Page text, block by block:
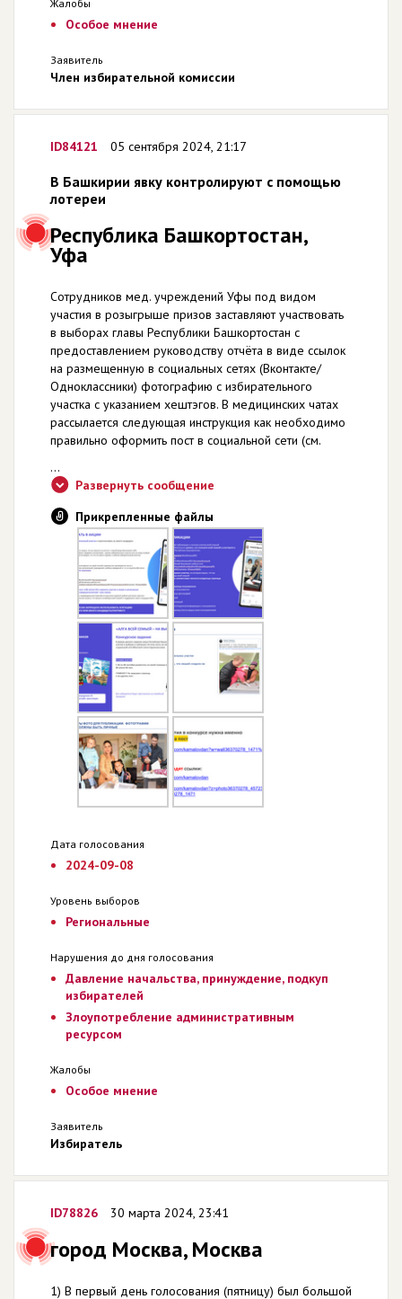
Жалобы
Особое мнение
Заявитель
Член избирательной комиссии
ID84121 05 сентября 2024, 21:17
В Башкирии явку контролируют с помощью
лотереи
Республика Башкортостан,
Уфа
Cотрудников мед. учреждений Уфы под видом
участия в розыгрыше призов заставляют участвовать
в выборах главы Республики Башкортостан с
предоставлением руководству отчёта в виде ссылок
на размещенную в социальных сетях (Вконтакте/
Одноклассники) фотографию с избирательного
участка с указанием хештэгов. В медицинских чатах
рассылается следующая инструкция как необходимо
правильно оформить пост в социальной сети (см.
...
Развернуть сообщение
Прикрепленные файлы
Дата голосования
2024-09-08
Уровень выборов
Региональные
Нарушения до дня голосования
Давление начальства, принуждение, подкуп
избирателей
Злоупотребление административным
ресурсом
Жалобы
Особое мнение
Заявитель
Избиратель
ID78826 30 марта 2024, 23:41
город Москва, Москва
1) В первый день голосования (пятницу) был большой